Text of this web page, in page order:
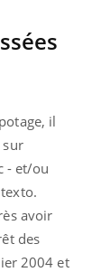
il
sur
- et/ou
avoir
des
2004 et